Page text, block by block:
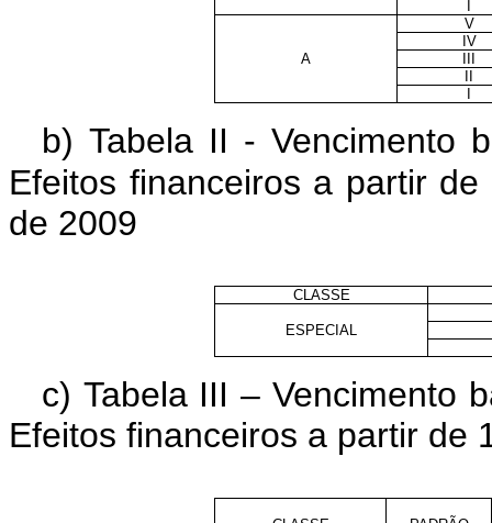
A
V
IV
b) Tabela II - Vencimento
Efeitos financeiros a partir de
de 2009
CLASSE
ESPECIAL
c) Tabela III – Vencimento
Efeitos financeiros a partir de